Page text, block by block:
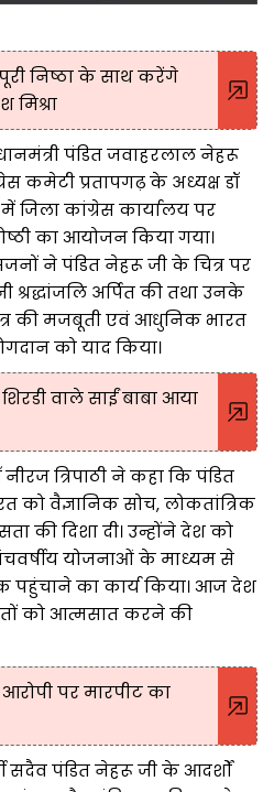
पूरी निष्ठा के साथ करेंगे
मिश्रा
पंडित जवाहरलाल नेहरू
कमेटी प्रतापगढ़ के अध्यक्ष डॉ
में जिला कांग्रेस कार्यालय पर
का आयोजन किया गया।
ने पंडित नेहरू जी के चित्र पर
श्रद्धांजलि अर्पित की तथा उनके
की मजबूती एवं आधुनिक भारत
को याद किया।
शिरडी वाले साईं बाबा आया
त्रिपाठी ने कहा कि पंडित
को वैज्ञानिक सोच, लोकतांत्रिक
की दिशा दी। उन्होंने देश को
योजनाओं के माध्यम से
पहुंचाने का कार्य किया। आज देश
को आत्मसात करने की
आरोपी पर मारपीट का
सदैव पंडित नेहरू जी के आदर्शों